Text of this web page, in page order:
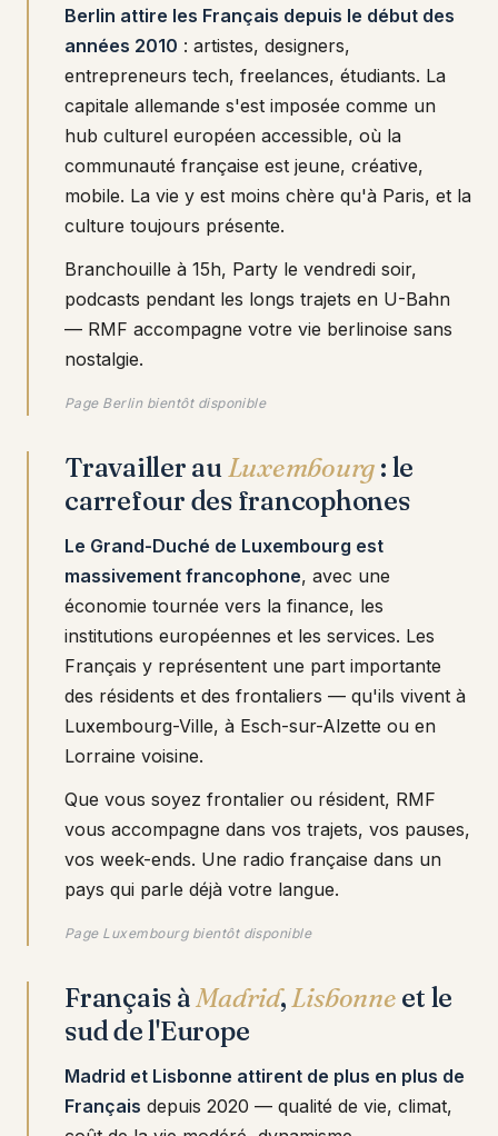
Berlin attire les Français depuis le début des
années 2010 : artistes, designers,
entrepreneurs tech, freelances, étudiants. La
capitale allemande s'est imposée comme un
hub culturel européen accessible, où la
communauté française est jeune, créative,
mobile. La vie y est moins chère qu'à Paris, et la
culture toujours présente.
Branchouille à 15h, Party le vendredi soir,
podcasts pendant les longs trajets en U-Bahn
— RMF accompagne votre vie berlinoise sans
nostalgie.
Page Berlin bientôt disponible
Travailler auLuxembourg : le
carrefour des francophones
Le Grand-Duché de Luxembourg est
massivement francophone, avec une
économie tournée vers la finance, les
institutions européennes et les services. Les
Français y représentent une part importante
des résidents et des frontaliers — qu'ils vivent à
Luxembourg-Ville, à Esch-sur-Alzette ou en
Lorraine voisine.
Que vous soyez frontalier ou résident, RMF
vous accompagne dans vos trajets, vos pauses,
vos week-ends. Une radio française dans un
pays qui parle déjà votre langue.
Page Luxembourg bientôt disponible
Français àMadrid,Lisbonne et le
sud de l'Europe
Madrid et Lisbonne attirent de plus en plus de
Français depuis 2020 — qualité de vie, climat,